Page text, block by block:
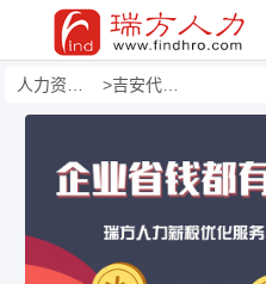
吉安代发工资